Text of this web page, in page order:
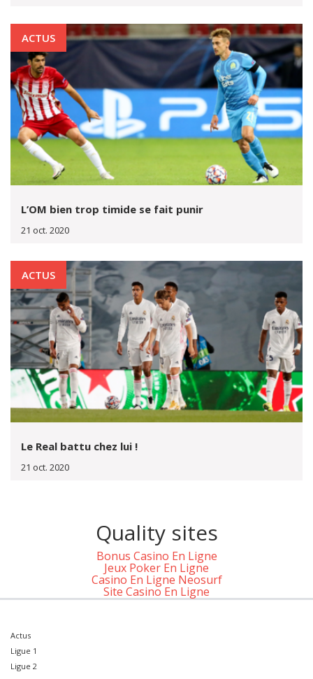
ACTUS
L’OM bien trop timide se fait punir
21 oct. 2020
ACTUS
Le Real battu chez lui !
21 oct. 2020
Quality sites
Bonus Casino En Ligne
Jeux Poker En Ligne
Casino En Ligne Neosurf
Site Casino En Ligne
Actus
Ligue 1
Ligue 2